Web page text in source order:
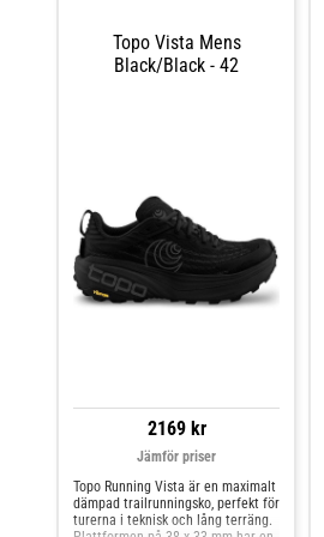
olika underlag för enkla
övergångar från stig till väg.
Eftersom Topo Athletics skor
Topo Vista Mens
Black/Black - 42
2169 kr
Jämför priser
Topo Running Vista är en maximalt
dämpad trailrunningsko, perfekt för
turerna i teknisk och lång terräng.